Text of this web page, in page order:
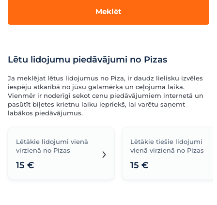
Meklēt
Lētu lidojumu piedāvājumi no Pizas
Ja meklējat lētus lidojumus no Piza, ir daudz lielisku izvēles
iespēju atkarībā no jūsu galamērķa un ceļojuma laika.
Vienmēr ir noderīgi sekot cenu piedāvājumiem internetā un
pasūtīt biļetes krietnu laiku iepriekš, lai varētu saņemt
labākos piedāvājumus.
Lētākie lidojumi vienā
virzienā no Pizas
15 €
Lētākie tiešie lidojumi
vienā virzienā no Pizas
15 €